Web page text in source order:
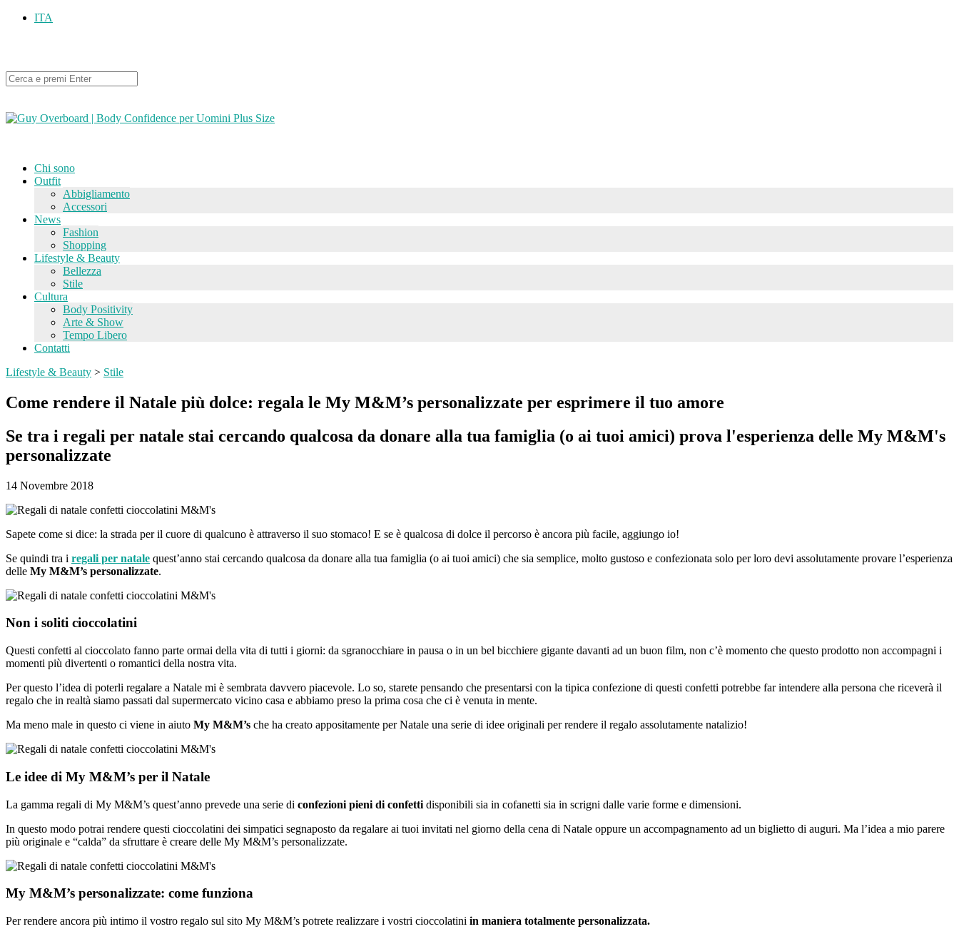
ITA
Chi sono
Outfit
Abbigliamento
Accessori
News
Fashion
Shopping
Lifestyle & Beauty
Bellezza
Stile
Cultura
Body Positivity
Arte & Show
Tempo Libero
Contatti
Lifestyle & Beauty > Stile
Come rendere il Natale più dolce: regala le My M&M’s personalizzate per esprimere il tuo amore
Se tra i regali per natale stai cercando qualcosa da donare alla tua famiglia (o ai tuoi amici) prova l'esperienza delle My M&M's
personalizzate
14 Novembre 2018
Sapete come si dice: la strada per il cuore di qualcuno è attraverso il suo stomaco! E se è qualcosa di dolce il percorso è ancora più facile, aggiungo io!
Se quindi tra i regali per natale quest’anno stai cercando qualcosa da donare alla tua famiglia (o ai tuoi amici) che sia semplice, molto gustoso e confezionata solo per loro devi assolutamente provare l’esperienza
delle My M&M’s personalizzate.
Non i soliti cioccolatini
Questi confetti al cioccolato fanno parte ormai della vita di tutti i giorni: da sgranocchiare in pausa o in un bel bicchiere gigante davanti ad un buon film, non c’è momento che questo prodotto non accompagni i
momenti più divertenti o romantici della nostra vita.
Per questo l’idea di poterli regalare a Natale mi è sembrata davvero piacevole. Lo so, starete pensando che presentarsi con la tipica confezione di questi confetti potrebbe far intendere alla persona che riceverà il
regalo che in realtà siamo passati dal supermercato vicino casa e abbiamo preso la prima cosa che ci è venuta in mente.
Ma meno male in questo ci viene in aiuto My M&M’s che ha creato appositamente per Natale una serie di idee originali per rendere il regalo assolutamente natalizio!
Le idee di My M&M’s per il Natale
La gamma regali di My M&M’s quest’anno prevede una serie di confezioni pieni di confetti disponibili sia in cofanetti sia in scrigni dalle varie forme e dimensioni.
In questo modo potrai rendere questi cioccolatini dei simpatici segnaposto da regalare ai tuoi invitati nel giorno della cena di Natale oppure un accompagnamento ad un biglietto di auguri. Ma l’idea a mio parere
più originale e “calda” da sfruttare è creare delle My M&M’s personalizzate.
My M&M’s personalizzate: come funziona
Per rendere ancora più intimo il vostro regalo sul sito My M&M’s potrete realizzare i vostri cioccolatini in maniera totalmente personalizzata.